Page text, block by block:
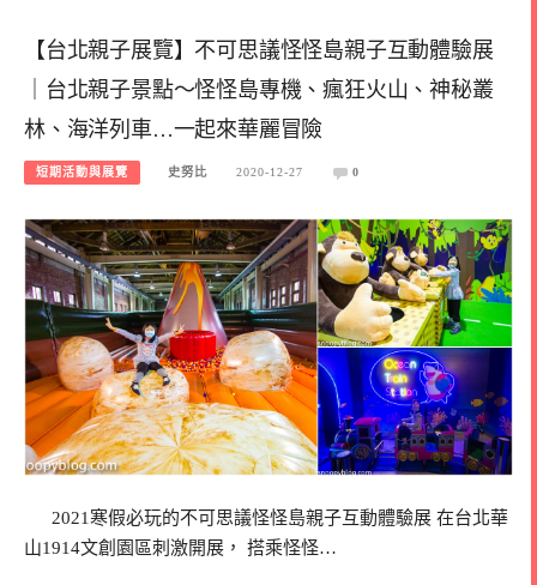
【台北親子展覽】不可思議怪怪島親子互動體驗展
｜台北親子景點～怪怪島專機、瘋狂火山、神秘叢
林、海洋列車…一起來華麗冒險
短期活動與展覽 史努比 2020-12-27 0
2021寒假必玩的不可思議怪怪島親子互動體驗展 在台北華
山1914文創園區刺激開展， 搭乘怪怪…